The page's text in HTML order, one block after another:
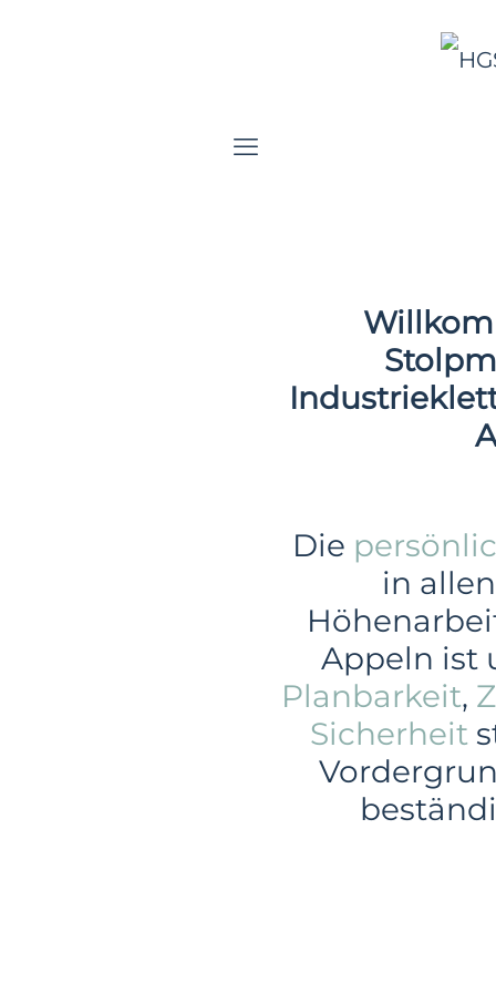
Die
in
Appeln ist
Planbarkeit,
Sicherheit